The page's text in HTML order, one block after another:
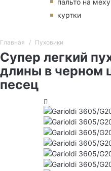
куртки
Главная Пуховики
Супер легкий
длины в черном
песец